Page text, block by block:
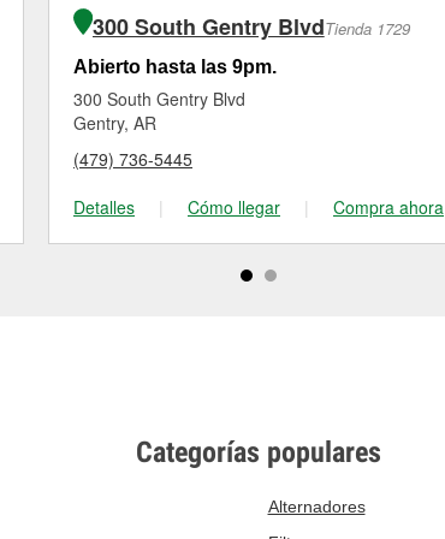
300 South Gentry BlvdTienda 1729
Abierto hasta las 9pm.
300 South Gentry Blvd
Gentry, AR
(479) 736-5445
Detalles
| Cómo llegar | Compra ahora
Categorías populares
Alternadores